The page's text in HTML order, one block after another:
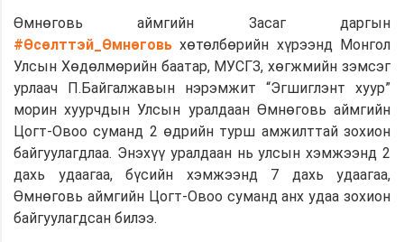
Өмнөговь аймгийн Засаг даргын
#Өсөлттэй_Өмнөговь хөтөлбөрийн хүрээнд Монгол
Улсын Хөдөлмөрийн баатар, МУСГЗ, хөгжмийн зэмсэг
урлаач П.Байгалжавын нэрэмжит “Эгшиглэнт хуур”
морин хуурчдын Улсын уралдаан Өмнөговь аймгийн
Цогт-Овоо суманд 2 өдрийн турш амжилттай зохион
байгуулагдлаа. Энэхүү уралдаан нь улсын хэмжээнд 2
дахь удаагаа, бүсийн хэмжээнд 7 дахь удаагаа,
Өмнөговь аймгийн Цогт-Овоо суманд анх удаа зохион
байгуулагдсан билээ.